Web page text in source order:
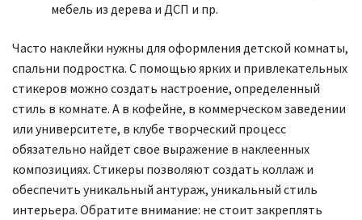
мебель из дерева и ДСП и пр.
Часто наклейки нужны для оформления детской комнаты,
спальни подростка. С помощью ярких и привлекательных
стикеров можно создать настроение, определенный
стиль в комнате. А в кофейне, в коммерческом заведении
или университете, в клубе творческий процесс
обязательно найдет свое выражение в наклеенных
композициях. Стикеры позволяют создать коллаж и
обеспечить уникальный антураж, уникальный стиль
интерьера. Обратите внимание: не стоит закреплять